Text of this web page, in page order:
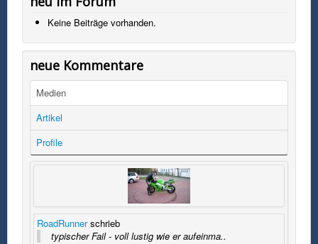
Keine Beiträge vorhanden.
neue Kommentare
Medien
Artikel
Profile
RoadRunnerschrieb
typischer Fail - voll lustig wie er aufeinma..